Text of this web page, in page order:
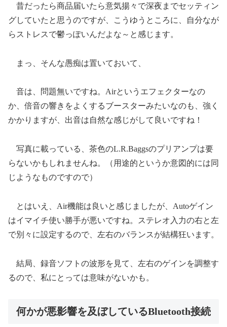
昔だったら商品届いたら意気揚々で深夜までセッティン
グしていたと思うのですが、こうゆうところに、自分なが
らストレスで鬱っぽいんだよな～と感じます。
まっ、そんな愚痴は置いておいて、
音は、問題無いですね。Airというエフェクターなの
か、倍音の響きをよくするブースターみたいなのも、強く
かかりますが、出音は自然な感じがして良いですね！
写真に載っている、茶色のL.R.Baggsのプリアンプは要
らないかもしれませんね。（用途的というか意図的には同
じようなものですので）
とはいえ、Air機能は良いと感じましたが、Autoゲイン
はイマイチ使い勝手が悪いですね。ステレオ入力の右と左
で別々に設定するので、左右のバランスが結構狂います。
結局、録音ソフトの波形を見て、左右のゲインを調整す
るので、私にとっては意味がないかも。
何かが悪影響を及ぼしているBluetooth接続